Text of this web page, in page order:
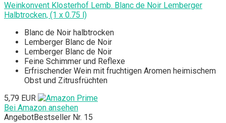
Weinkonvent Klosterhof Lemb. Blanc de Noir Lemberger
Halbtrocken, (1 x 0.75 l)
Blanc de Noir halbtrocken
Lemberger Blanc de Noir
Lemberger Blanc de Noir
Feine Schimmer und Reflexe
Erfrischender Wein mit fruchtigen Aromen heimischem
Obst und Zitrusfrüchten
5,79 EUR
Bei Amazon ansehen
AngebotBestseller Nr. 15